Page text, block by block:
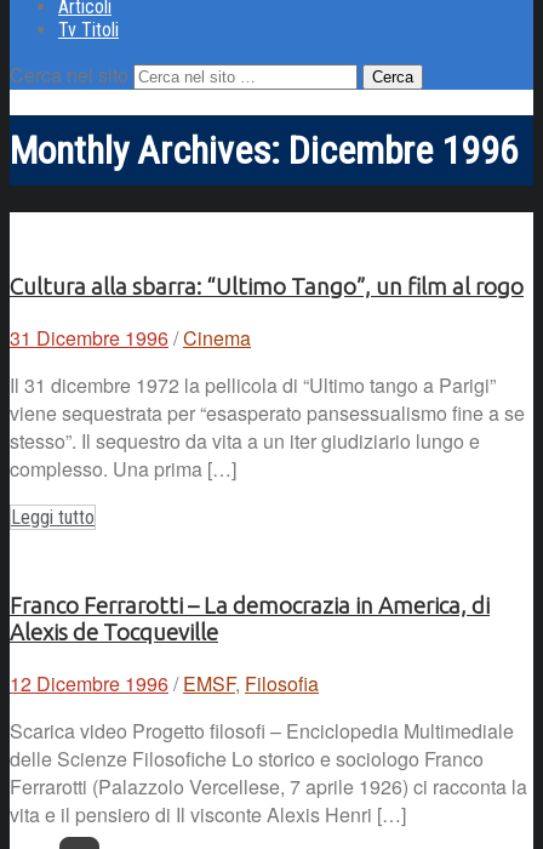
Articoli
Tv Titoli
Cerca nel sito
Monthly Archives: Dicembre 1996
Cultura alla sbarra: “Ultimo Tango”, un film al rogo
31 Dicembre 1996/Cinema
Il 31 dicembre 1972 la pellicola di “Ultimo tango a Parigi”
viene sequestrata per “esasperato pansessualismo fine a se
stesso”. Il sequestro da vita a un iter giudiziario lungo e
complesso. Una prima […]
Leggi tutto
Franco Ferrarotti – La democrazia in America, di
Alexis de Tocqueville
12 Dicembre 1996/ EMSF, Filosofia
Scarica video Progetto filosofi – Enciclopedia Multimediale
delle Scienze Filosofiche Lo storico e sociologo Franco
Ferrarotti (Palazzolo Vercellese, 7 aprile 1926) ci racconta la
vita e il pensiero di Il visconte Alexis Henri […]